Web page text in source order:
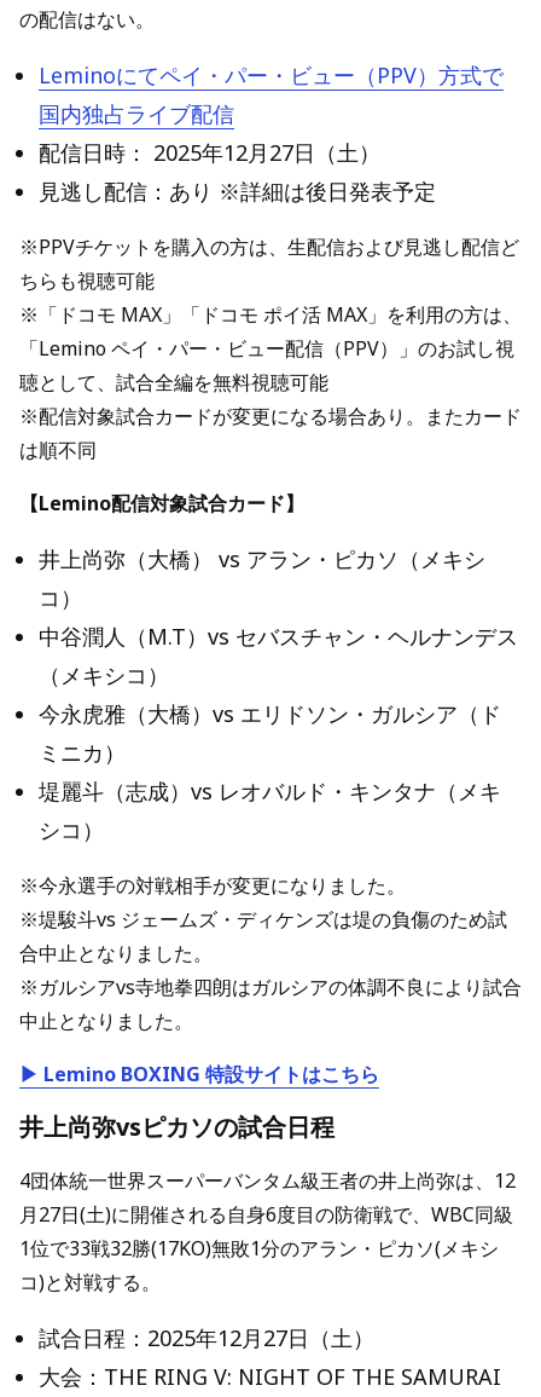
の配信はない。
Leminoにてペイ・パー・ビュー（PPV）方式で
国内独占ライブ配信
配信日時： 2025年12月27日 （土）
見逃し配信：あり ※詳細は後日発表予定
※PPVチケットを購入の方は、生配信および見逃し配信ど
ちらも視聴可能
※「ドコモ MAX」「ドコモ ポイ活 MAX」を利用の方は、
「Lemino ペイ・パー・ビュー配信（PPV）」のお試し視
聴として、試合全編を無料視聴可能
※配信対象試合カードが変更になる場合あり。またカード
は順不同
【Lemino配信対象試合カード】
井上尚弥（大橋） vs アラン・ピカソ（メキシ
コ）
中谷潤人（M.T）vs セバスチャン・ヘルナンデス
（メキシコ）
今永虎雅（大橋）vs エリドソン・ガルシア（ド
ミニカ）
堤麗斗（志成）vs レオバルド・キンタナ（メキ
シコ）
※今永選手の対戦相手が変更になりました。
※堤駿斗vs ジェームズ・ディケンズは堤の負傷のため試
合中止となりました。
※ガルシアvs寺地拳四朗はガルシアの体調不良により試合
中止となりました。
▶ Lemino BOXING 特設サイトはこちら
井上尚弥vsピカソの試合日程
4団体統一世界スーパーバンタム級王者の井上尚弥は、12
月27日(土)に開催される自身6度目の防衛戦で、WBC同級
1位で33戦32勝(17KO)無敗1分のアラン・ピカソ(メキシ
コ)と対戦する。
試合日程： 2025年12月27日（土）
大会：THE RING V: NIGHT OF THE SAMURAI